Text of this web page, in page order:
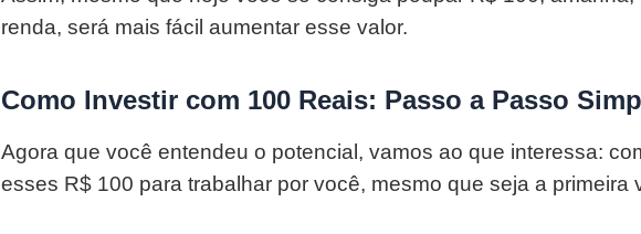
renda, será mais fácil aumentar esse valor.
Como Investir com 100 Reais: Passo a Passo
Agora que você entendeu o potencial, vamos ao que interessa:
esses R$ 100 para trabalhar por você, mesmo que seja a primeira